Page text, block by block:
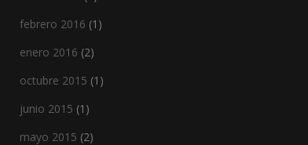
febrero 2016 (1)
enero 2016 (2)
octubre 2015 (1)
junio 2015 (1)
mayo 2015 (2)